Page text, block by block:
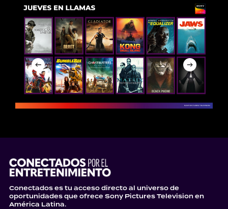
Conectados es tu acceso directo al universo de
oportunidades que ofrece Sony Pictures Television en
América Latina.